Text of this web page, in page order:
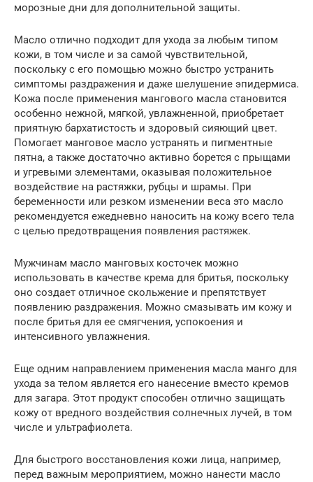
морозные дни для дополнительной защиты.
Масло отлично подходит для ухода за любым типом
кожи, в том числе и за самой чувствительной,
поскольку с его помощью можно быстро устранить
симптомы раздражения и даже шелушение эпидермиса.
Кожа после применения мангового масла становится
особенно нежной, мягкой, увлажненной, приобретает
приятную бархатистость и здоровый сияющий цвет.
Помогает манговое масло устранять и пигментные
пятна, а также достаточно активно борется с прыщами
и угревыми элементами, оказывая положительное
воздействие на растяжки, рубцы и шрамы. При
беременности или резком изменении веса это масло
рекомендуется ежедневно наносить на кожу всего тела
с целью предотвращения появления растяжек.
Мужчинам масло манговых косточек можно
использовать в качестве крема для бритья, поскольку
оно создает отличное скольжение и препятствует
появлению раздражения. Можно смазывать им кожу и
после бритья для ее смягчения, успокоения и
интенсивного увлажнения.
Еще одним направлением применения масла манго для
ухода за телом является его нанесение вместо кремов
для загара. Этот продукт способен отлично защищать
кожу от вредного воздействия солнечных лучей, в том
числе и ультрафиолета.
Для быстрого восстановления кожи лица, например,
перед важным мероприятием, можно нанести масло